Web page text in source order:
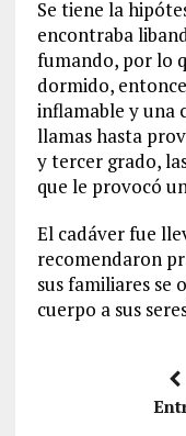
Se tiene la
encontraba
fumando, por lo
dormido,
inflamable y una
llamas hasta
y tercer grado,
que le provocó
El cadáver fue
recomendaron
sus familiares se
cuerpo a sus